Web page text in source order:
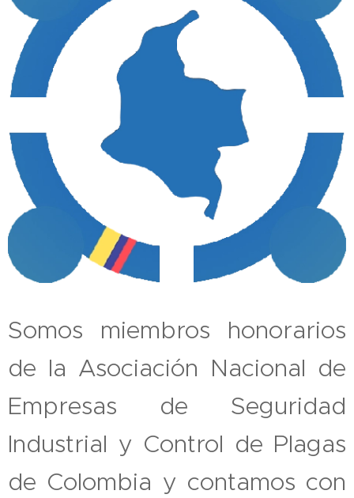
Somos miembros honorarios
de la Asociación Nacional de
Empresas de Seguridad
Industrial y Control de Plagas
de Colombia y contamos con